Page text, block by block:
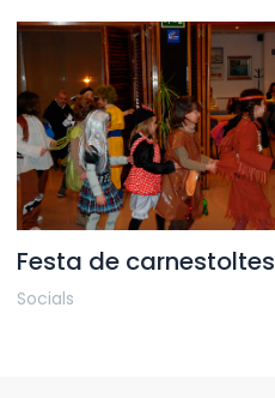
Festa de carnestoltes
Socials